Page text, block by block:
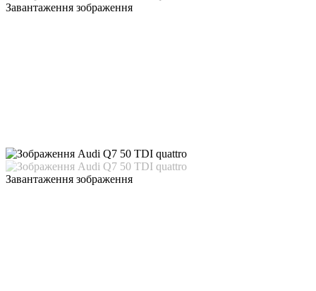
Завантаження зображення
Завантаження зображення